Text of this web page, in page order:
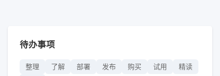
待办事项
整理 了解 部署 发布 购买 试用
精读